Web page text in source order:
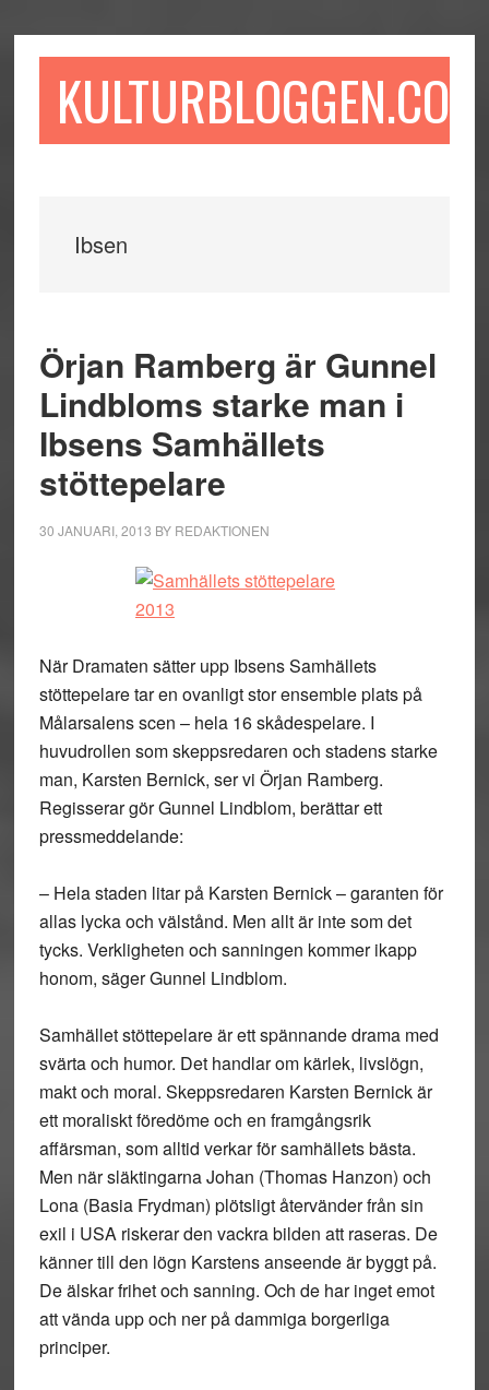
till
till
sidofältet
till
KULTURBLOGGEN.COM
Ibsen
Örjan Ramberg är Gunnel
Lindbloms starke man i
Ibsens Samhällets
stöttepelare
30 JANUARI, 2013 BY REDAKTIONEN
När Dramaten sätter upp Ibsens Samhällets
stöttepelare tar en ovanligt stor ensemble plats på
Målarsalens scen – hela 16 skådespelare. I
huvudrollen som skeppsredaren och stadens starke
man, Karsten Bernick, ser vi Örjan Ramberg.
Regisserar gör Gunnel Lindblom, berättar ett
pressmeddelande:
– Hela staden litar på Karsten Bernick – garanten för
allas lycka och välstånd. Men allt är inte som det
tycks. Verkligheten och sanningen kommer ikapp
honom, säger Gunnel Lindblom.
Samhället stöttepelare är ett spännande drama med
svärta och humor. Det handlar om kärlek, livslögn,
makt och moral. Skeppsredaren Karsten Bernick är
ett moraliskt föredöme och en framgångsrik
affärsman, som alltid verkar för samhällets bästa.
Men när släktingarna Johan (Thomas Hanzon) och
Lona (Basia Frydman) plötsligt återvänder från sin
exil i USA riskerar den vackra bilden att raseras. De
känner till den lögn Karstens anseende är byggt på.
De älskar frihet och sanning. Och de har inget emot
att vända upp och ner på dammiga borgerliga
principer.